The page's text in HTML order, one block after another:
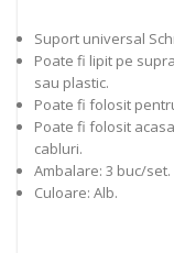
Suport universal
Poate fi lipit pe
sau plastic.
Poate fi folosit
Poate fi folosit
cabluri.
Ambalare: 3 buc/set.
Culoare: Alb.